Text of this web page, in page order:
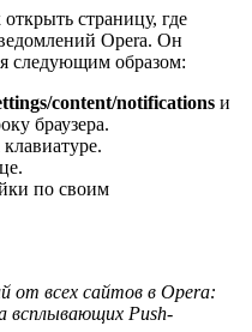
страницу, где
Opera. Он
следующим образом:
/content/notifications и
браузера.
клавиатуре.
по своим
от всех сайтов в Opera:
всплывающих Push-